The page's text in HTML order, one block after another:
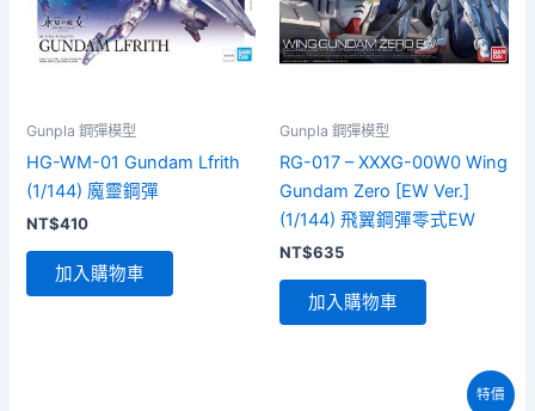
Gunpla 鋼彈模型
HG-WM-01 Gundam Lfrith
(1/144) 魔靈鋼彈
NT$410
加入購物車
Gunpla 鋼彈模型
RG-017 – XXXG-00W0 Wing
Gundam Zero [EW Ver.]
(1/144) 飛翼鋼彈零式EW
NT$635
加入購物車
特價